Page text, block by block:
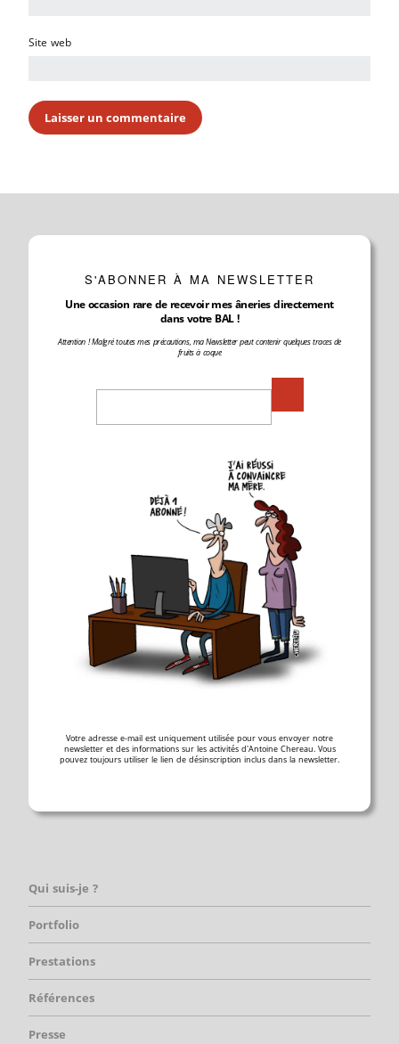
Site web
S'ABONNER À MA NEWSLETTER
Une occasion rare de recevoir mes âneries directement
dans votre BAL !
Attention ! Malgré toutes mes précautions, ma Newsletter peut contenir quelques traces de
fruits à coque
Votre adresse e-mail est uniquement utilisée pour vous envoyer notre
newsletter et des informations sur les activités d'Antoine Chereau. Vous
pouvez toujours utiliser le lien de désinscription inclus dans la newsletter.
Qui suis-je ?
Portfolio
Prestations
Références
Presse